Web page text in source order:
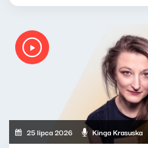
25 lipca 2026 Kinga Krasuska